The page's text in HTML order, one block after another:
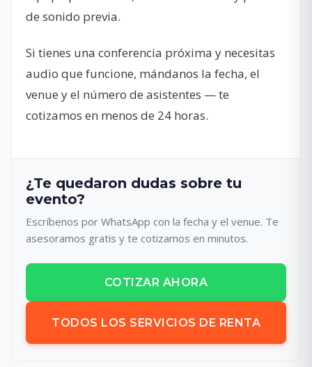
de sonido previa.
Si tienes una conferencia próxima y necesitas
audio que funcione, mándanos la fecha, el
venue y el número de asistentes — te
cotizamos en menos de 24 horas.
¿Te quedaron dudas sobre tu
evento?
Escríbenos por WhatsApp con la fecha y el venue. Te
asesoramos gratis y te cotizamos en minutos.
COTIZAR AHORA
TODOS LOS SERVICIOS DE RENTA